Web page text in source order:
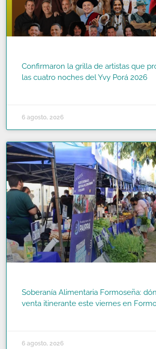
Confirmaron la grilla de artistas que
las cuatro noches del Yvy Porá 2026
6 agosto, 2026
Soberanía Alimentaria Formoseña:
venta itinerante este viernes en
6 agosto, 2026